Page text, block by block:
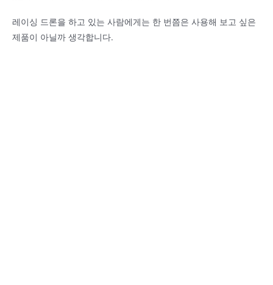
레이싱 드론을 하고 있는 사람에게는 한 번쯤은 사용해 보고 싶은
제품이 아닐까 생각합니다.